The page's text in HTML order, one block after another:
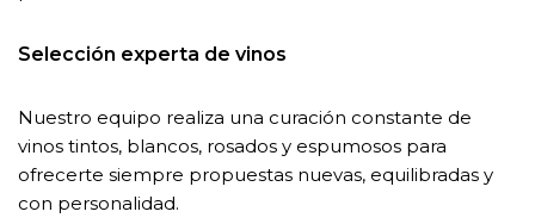
Selección experta de vinos
Nuestro equipo realiza una curación constante de
vinos tintos, blancos, rosados y espumosos para
ofrecerte siempre propuestas nuevas, equilibradas y
con personalidad.